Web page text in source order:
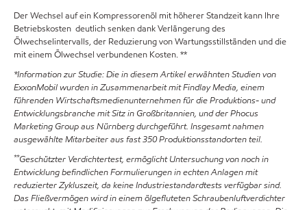
Der Wechsel auf ein Kompressorenöl mit höherer Standzeit kann Ihre
Betriebskosten deutlich senken dank Verlängerung des
Ölwechselintervalls, der Reduzierung von Wartungsstillständen und die
mit einem Ölwechsel verbundenen Kosten. **
*Information zur Studie: Die in diesem Artikel erwähnten Studien von
ExxonMobil wurden in Zusammenarbeit mit Findlay Media, einem
führenden Wirtschaftsmedienunternehmen für die Produktions- und
Entwicklungsbranche mit Sitz in Großbritannien, und der Phocus
Marketing Group aus Nürnberg durchgeführt. Insgesamt nahmen
ausgewählte Mitarbeiter aus fast 350 Produktionsstandorten teil.
**Geschützter Verdichtertest, ermöglicht Untersuchung von noch in
Entwicklung befindlichen Formulierungen in echten Anlagen mit
reduzierter Zykluszeit, da keine Industriestandardtests verfügbar sind.
Das Fließvermögen wird in einem ölgefluteten Schraubenluftverdichter